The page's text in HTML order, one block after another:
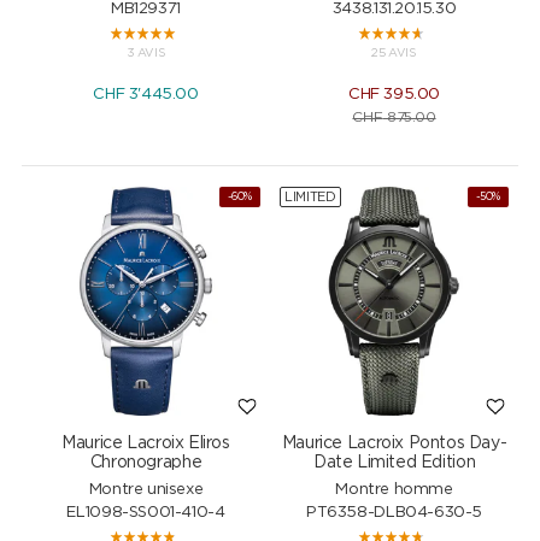
MB129371
3 AVIS
CHF 3'445.00
3438.131.20.15.30
25 AVIS
CHF 395.00
CHF875.00
-60%
Maurice Lacroix Eliros
Chronographe
Montre unisexe
EL1098-SS001-410-4
-50%
LIMITED
Maurice Lacroix Pontos Day-
Date Limited Edition
Montre homme
PT6358-DLB04-630-5